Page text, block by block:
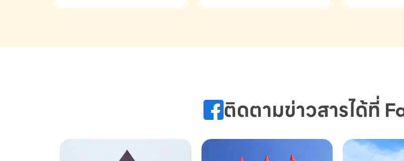
AND MENTAL ARITHMETIC
Arithmetic Competition K2(Grop)
โรงเรียนโชคชัยกระบี่-สอบถามข้อมูล
โชคชัยกระบี่-สอ
ติดตามข่าวสารได้ที่